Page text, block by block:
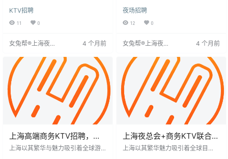
TV服务员及调酒师，要求应聘者年
龄在25-35岁之间，学历初中以上，
包括酒水配制、客户服务、库存盘
备调酒师证书及酒类知识。招聘强
调服务意识、仪容仪表及卫生
KTV招聘
11 0
女兔帮®上海夜场
4 个月前
亲和力。文章强调坚持面对挑战和
失败的重要性，并以中国冬奥会成
用模特卡进行诈骗的公司，保护自
夜场招聘
12 0
女兔帮®上海夜场
4 个月前
上海高端商务KTV招聘，寻
觅热爱音乐、充满激情的你​
上海以其繁华与魅力吸引着全球游
上海夜总会+商务KTV联合招
聘，上班轻松无压力，薪资
上海以其繁华魅力吸引着全球目